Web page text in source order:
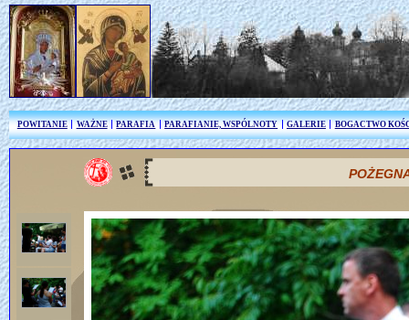
POWITANIE WAŻNE PARAFIA PARAFIANIE, WSPÓLNOTY GALERIE BOGACTWO